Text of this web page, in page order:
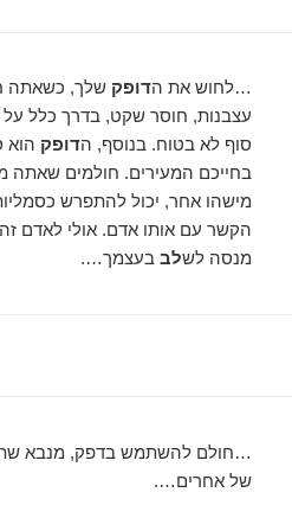
…לחוש את הדופק שלך, כשאתה
עצבנות, חוסר שקט, בדרך כלל
סוף לא בטוח. בנוסף, הדופק הוא
בחייכם המעירים. חולמים שאתה
מישהו אחר, יכול להתפרש
הקשר עם אותו אדם. אולי לאדם
מנסה לשלב בעצמך….
…חולם להשתמש בדפק, מנבא
של אחרים….